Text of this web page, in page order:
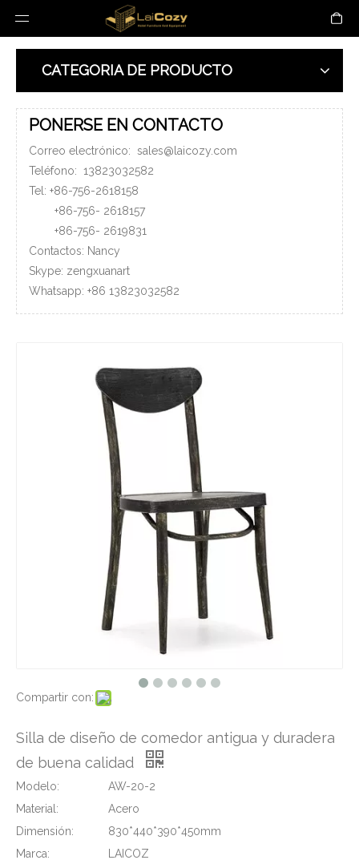
CATEGORIA DE PRODUCTO
PONERSE EN CONTACTO
Correo electrónico: sales@laicozy.com
Teléfono: 13823032582
Tel: +86-756-2618158
+86-756- 2618157
+86-756- 2619831
Contactos: Nancy
Skype: zengxuanart
Whatsapp: +86 13823032582
Compartir con:
Silla de diseño de comedor antigua y duradera
de buena calidad
Modelo:
AW-20-2
Material:
Acero
Dimensión:
830*440*390*450mm
Marca:
LAICOZ